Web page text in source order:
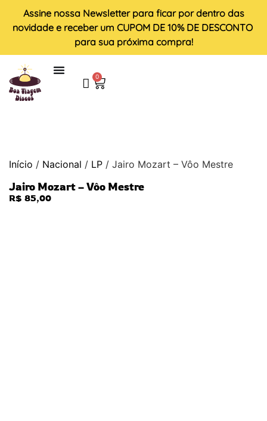
Assine nossa Newsletter para ficar por dentro das
novidade e receber um CUPOM DE 10% DE DESCONTO
para sua próxima compra!
0
Início / Nacional / LP / Jairo Mozart – Vôo Mestre
Jairo Mozart – Vôo Mestre
R$ 85,00